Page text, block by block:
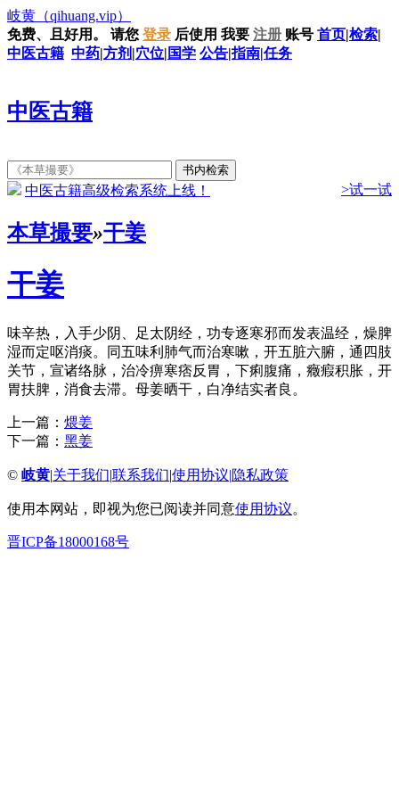
岐黄 （qihuang.vip）
免费、且好用。
请您 登录 后使用 我要 注册 账号 首页|检索|
中医古籍 中药|方剂 |穴位| 国学 公告|指南|任务
中医古籍
中医古籍高级检索系统上线！ >试一试
本草撮要»干姜
干姜
味辛热，入手少阴、足太阴经，功专逐寒邪而发表温经，燥脾
湿而定呕消痰。同五味利肺气而治寒嗽，开五脏六腑，通四肢
关节，宣诸络脉，治冷痹寒痞反胃，下痢腹痛，癥瘕积胀，开
胃扶脾，消食去滞。母姜晒干，白净结实者良。
上一篇： 煨姜
下一篇： 黑姜
© 岐黄|关于我们|联系我们|使用协议|隐私政策
使用本网站，即视为您已阅读并同意使用协议。
晋ICP备18000168号